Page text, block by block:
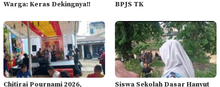
Warga: Keras Dekingnya!!
BPJS TK
Chitirai Pournami 2026, Siswa Sekolah Dasar Hanyut